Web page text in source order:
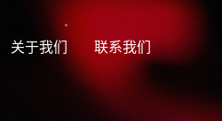
关于我们 联系我们